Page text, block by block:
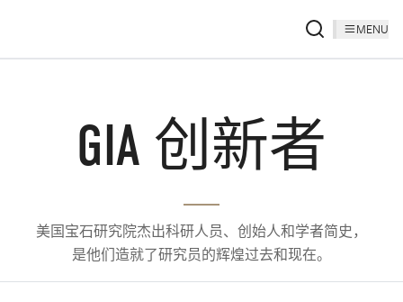
MENU
GIA 创新者
美国宝石研究院杰出科研人员、创始人和学者简史，
是他们造就了研究员的辉煌过去和现在。